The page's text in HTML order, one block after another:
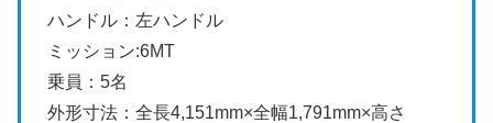
ハンドル：左ハンドル
ミッション:6MT
乗員：5名
外形寸法：全長4,151mm×全幅1,791mm×高さ